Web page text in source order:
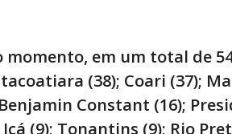
em um total de
(38); Coari (37);
Constant (16);
(9); Tonantins (9); Rio